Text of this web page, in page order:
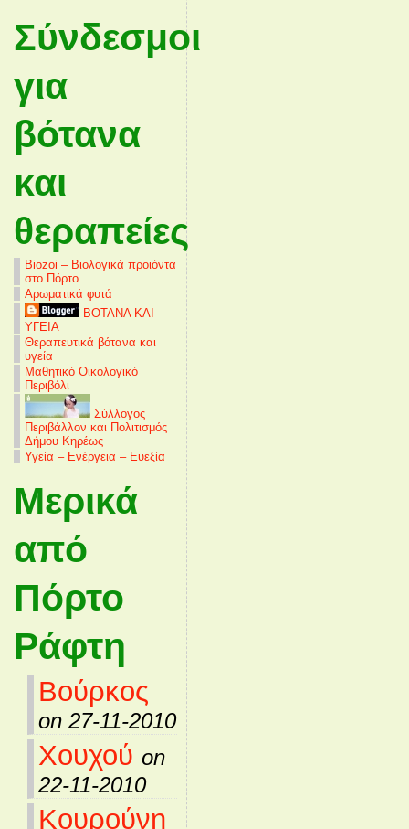
Σύνδεσμοι
για
βότανα
και
θεραπείες
Biozoi – Βιολογικά προιόντα
στο Πόρτο
Αρωματικά φυτά
ΒΟΤΑΝΑ ΚΑΙ
ΥΓΕΙΑ
Θεραπευτικά βότανα και
υγεία
Μαθητικό Οικολογικό
Περιβόλι
Σύλλογος
Περιβάλλον και Πολιτισμός
Δήμου Κηρέως
Υγεία – Ενέργεια – Ευεξία
Μερικά
από
Πόρτο
Ράφτη
Βούρκος
on 27-11-2010
Χουχού on
22-11-2010
Κουρούνη